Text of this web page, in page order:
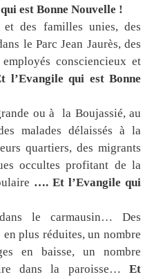
est Bonne Nouvelle !
et des familles unies, des
le Parc Jean Jaurès, des
consciencieux et
l’Evangile qui est Bonne
ou à la Boujassié, au
malades délaissés à la
quartiers, des migrants
occultes profitant de la
…. Et l’Evangile qui
le carmausin… Des
plus réduites, un nombre
en baisse, un nombre
dans la paroisse… Et